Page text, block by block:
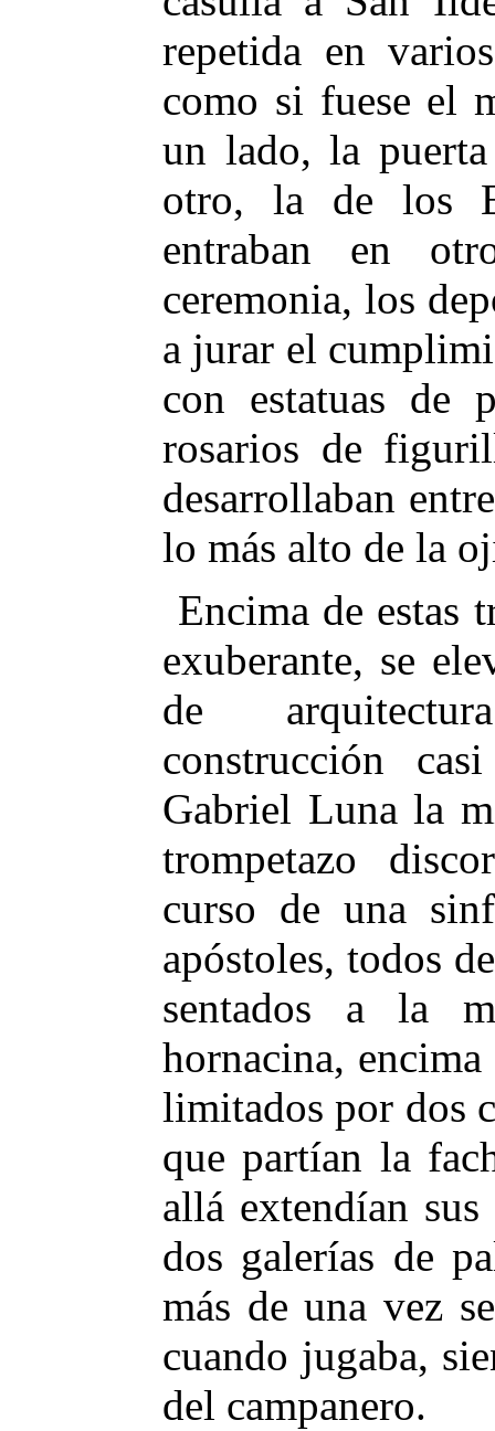
repetida en
como si fuese el
un lado, la
otro, la de los
entraban en
ceremonia, los
a jurar el
con estatuas de
rosarios de
desarrollaban
lo más alto de la
Encima de estas
exuberante, se
de
construcción
Gabriel Luna la
trompetazo
curso de una
apóstoles, todos
sentados a la
hornacina,
limitados por dos
que partían la
allá extendían
dos galerías de
más de una vez
cuando jugaba,
del campanero.